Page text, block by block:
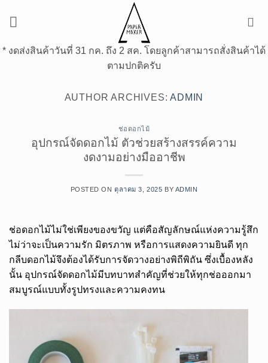
เนื้อหา
* งดส่งสินค้าวันที่ 31 กค. ถึง 2 สค. โดยลูกค้าสามารถสั่งสินค้าได้
ตามปกติครับ
AUTHOR ARCHIVES:ADMIN
ช่อดอกไม้
อุปกรณ์จัดดอกไม้ ตัวช่วยสร้างสรรค์ความ
งดงามอย่างมืออาชีพ
POSTED ONตุลาคม 3, 2025 BY ADMIN
ช่อดอกไม้ไม่ใช่เพียงของขวัญ แต่คือสัญลักษณ์แห่งความรู้สึก
ไม่ว่าจะเป็นความรัก มิตรภาพ หรือการแสดงความยินดี ทุก
กลีบดอกไม้จึงต้องได้รับการจัดวางอย่างพิถีพิถัน ซึ่งเบื้องหลัง
นั้น อุปกรณ์จัดดอกไม้มีบทบาทสำคัญที่ช่วยให้ทุกช่อออกมา
สมบูรณ์แบบทั้งรูปทรงและความคงทน